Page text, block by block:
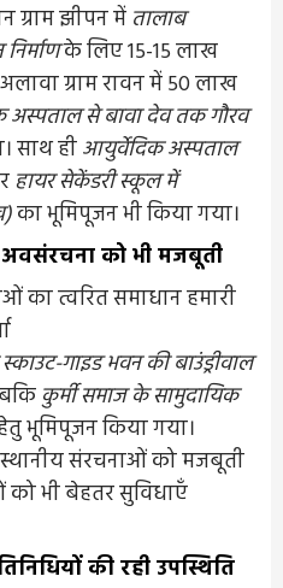
ग्राम झीपन में तालाब
के लिए 15-15 लाख
ग्राम रावन में 50 लाख
अस्पताल से बावा देव तक गौरव
साथ हीआयुर्वेदिक अस्पताल
हायर सेकेंडरी स्कूल में
का भूमिपूजन भी किया गया।
को भी मजबूती
गाइड भवन की बाउंड्रीवाल
कुर्मी समाज के सामुदायिक
भूमिपूजन किया गया।
संरचनाओं को मजबूती
को भी बेहतर सुविधाएँ
की रही उपस्थिति